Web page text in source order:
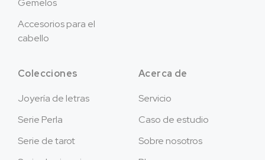
Gemelos
Accesorios para el
cabello
Colecciones
Joyería de letras
Serie Perla
Serie de tarot
Acerca de
Servicio
Caso de estudio
Sobre nosotros